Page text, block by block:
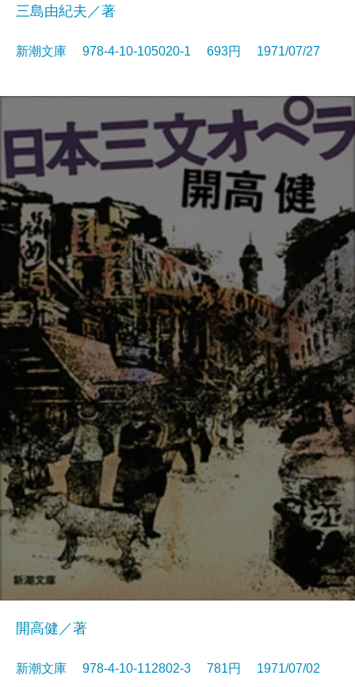
三島由紀夫／著
新潮文庫 978-4-10-105020-1 693円 1971/07/27
開高健／著
新潮文庫 978-4-10-112802-3 781円 1971/07/02